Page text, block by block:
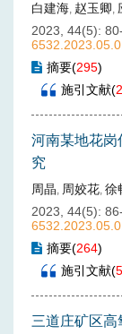
白建海, 赵玉卿,
2023, 44(5):
摘要(295)
施引文献(2
河南某地花岗
究
周晶, 周姣花, 徐
2023, 44(5):
摘要(264)
施引文献(5
三道庄矿区